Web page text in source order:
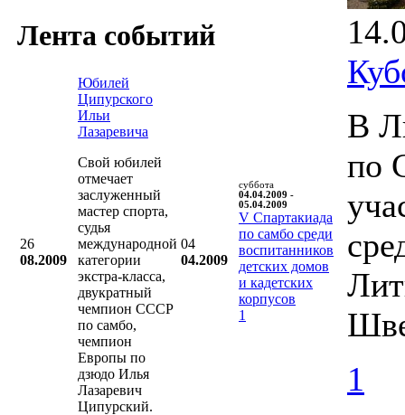
Лента событий
26
08.2009
Юбилей
Ципурского
Ильи
Лазаревича
Свой юбилей
отмечает
заслуженный
мастер спорта,
судья
международной
категории
экстра-класса,
двукратный
чемпион СССР
по самбо,
чемпион
Европы по
дзюдо Илья
Лазаревич
Ципурский.
04
04.2009
суббота
04.04.2009 -
05.04.2009
V Cпартакиада
по самбо среди
воспитанников
детских домов
и кадетских
корпусов
1
В
по
1